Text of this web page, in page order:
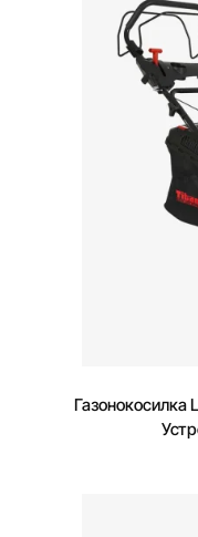
Газонокосилка